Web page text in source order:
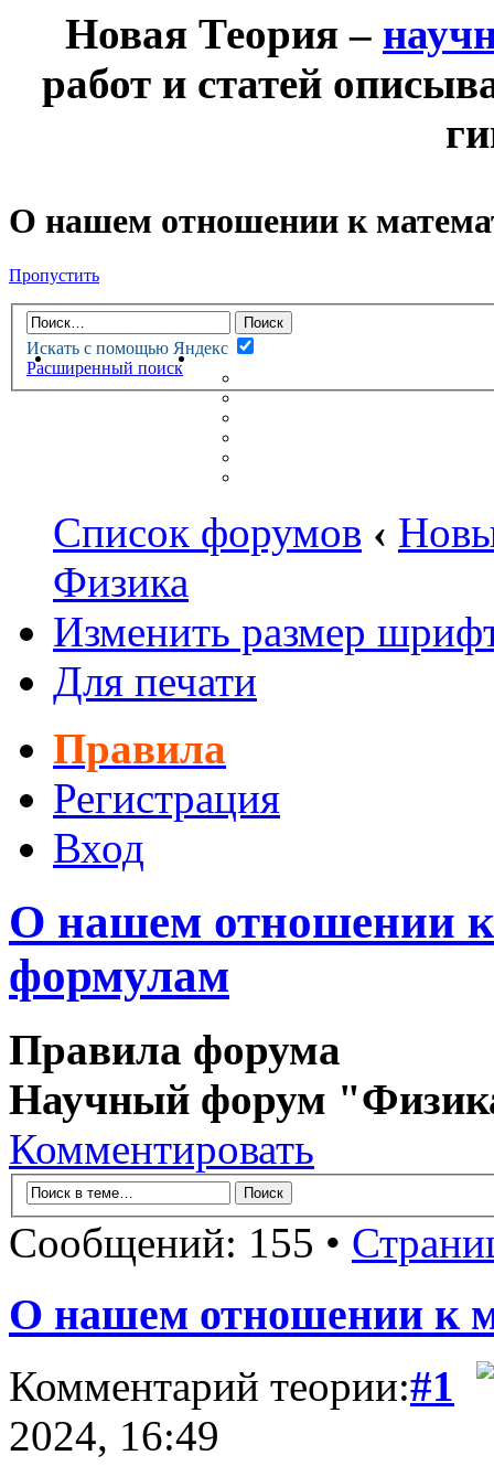
Новая Теория –
работ и статей
О нашем отношении к
Пропустить
Искать с помощью Яндекс
Расширенный поиск
НОВАЯ ТЕОРИЯФОРУМ
НЕПРОЧИТАННЫЕ
Список форумов ‹
Физика
Изменить размер
Для печати
Правила
Регистрация
Вход
О нашем отношении
формулам
Правила форума
Научный форум
Комментировать
Сообщений: 155 •
О нашем отношении к
Комментарий теории:#1
2024, 16:49